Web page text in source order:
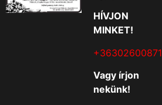
HÍVJON
MINKET!
+36302600871
Vagy írjon
nekünk!